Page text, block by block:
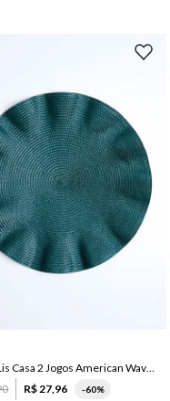
Set Le Lis Casa 2 Jogos American Wave Green
R$27,96 -60%